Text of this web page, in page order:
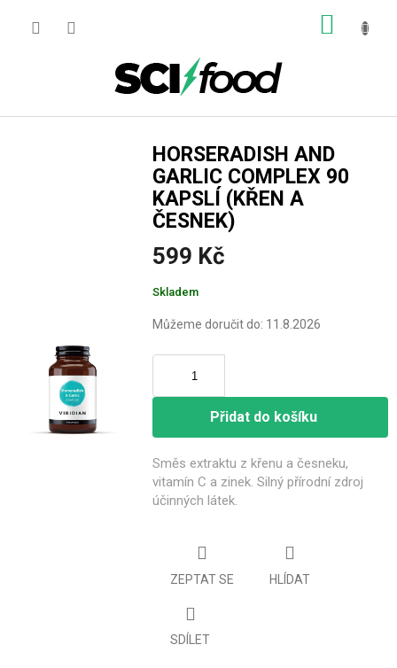
HORSERADISH AND
GARLIC COMPLEX 90
KAPSLÍ (KŘEN A
ČESNEK)
599 Kč
cena:
Skladem
Můžeme doručit do: 11.8.2026
Přidat do košíku
Směs extraktu z křenu a česneku,
vitamín C a zinek. Silný přírodní zdroj
účinných látek.
ZEPTAT SE HLÍDAT
SDÍLET